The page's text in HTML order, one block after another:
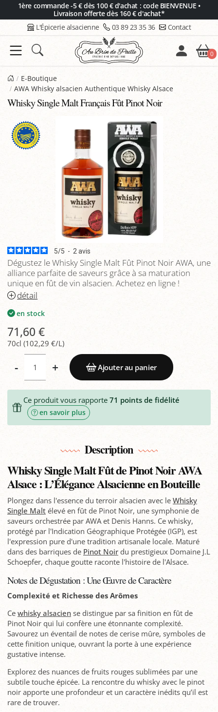
1ère commande -5 € dès 100 € d'achat : code BIENVENUE •
Livraison offerte dès 160 € d'achat*
L'Épicerie alsacienne 03 89 23 35 36 Contact
0
E-Boutique
AWA Whisky alsacien Authentique Whisky Alsace
Whisky Single Malt Français Fût Pinot Noir
5/5 - 2 avis
Dégustez le Whisky Single Malt Fût Pinot Noir AWA, une
alliance parfaite de saveurs grâce à sa maturation
unique en fût de vin alsacien. Achetez en ligne !
détail
en stock
71,60 €
70cl (102,29 €/L)
- + Ajouter au panier
Ce produit vous rapporte71 points de fidélité
en savoir plus
Description
Whisky Single Malt Fût de Pinot Noir AWA
Alsace : L’Élégance Alsacienne en Bouteille
Plongez dans l'essence du terroir alsacien avec le Whisky
Single Malt élevé en fût de Pinot Noir, une symphonie de
saveurs orchestrée par AWA et Denis Hanns. Ce whisky,
protégé par l'Indication Géographique Protégée (IGP), est
l'expression pure d'une tradition artisanale locale. Maturé
dans des barriques de Pinot Noir du prestigieux Domaine J.L
Schoepfer, chaque goutte raconte l'histoire de l'Alsace.
Notes de Dégustation : Une Œuvre de Caractère
Complexité et Richesse des Arômes
Ce whisky alsacien se distingue par sa finition en fût de
Pinot Noir qui lui confère une étonnante complexité.
Savourez un éventail de notes de cerise mûre, symboles de
cette finition unique, ouvrant la porte à une expérience
gustative intense.
Explorez des nuances de fruits rouges sublimées par une
subtile touche épicée. La rencontre du whisky avec le pinot
noir apporte une profondeur et un caractère inédits qu’il est
rare de trouver.
Panneau de gestion des cookies